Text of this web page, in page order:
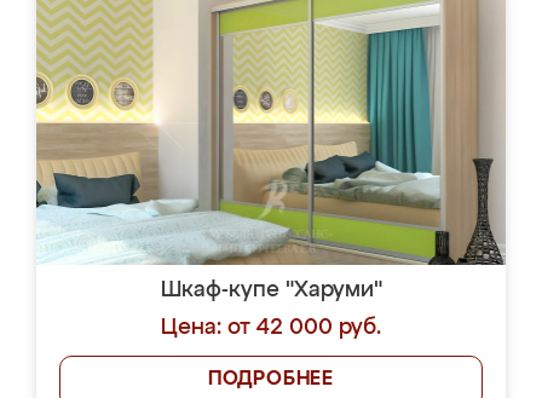
Шкаф-купе "Харуми"
Цена: от 42 000 руб.
ПОДРОБНЕЕ